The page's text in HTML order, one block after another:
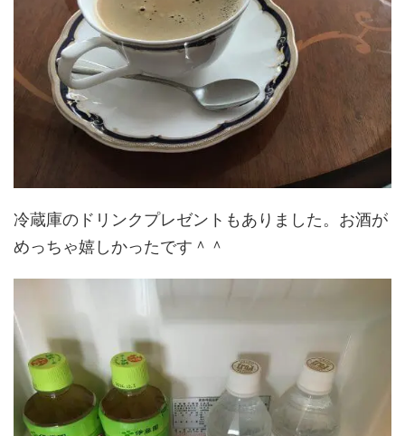
冷蔵庫のドリンクプレゼントもありました。お酒が
めっちゃ嬉しかったです＾＾